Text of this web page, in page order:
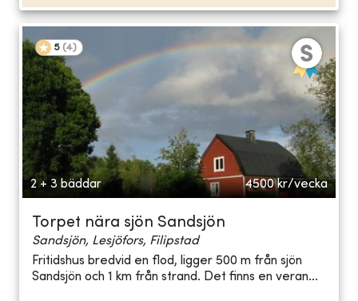
5 (4)
2 + 3 bäddar 4500 kr/vecka
Torpet nära sjön Sandsjön
Sandsjön, Lesjöfors, Filipstad
Fritidshus bredvid en flod, ligger 500 m från sjön
Sandsjön och 1 km från strand. Det finns en veran...